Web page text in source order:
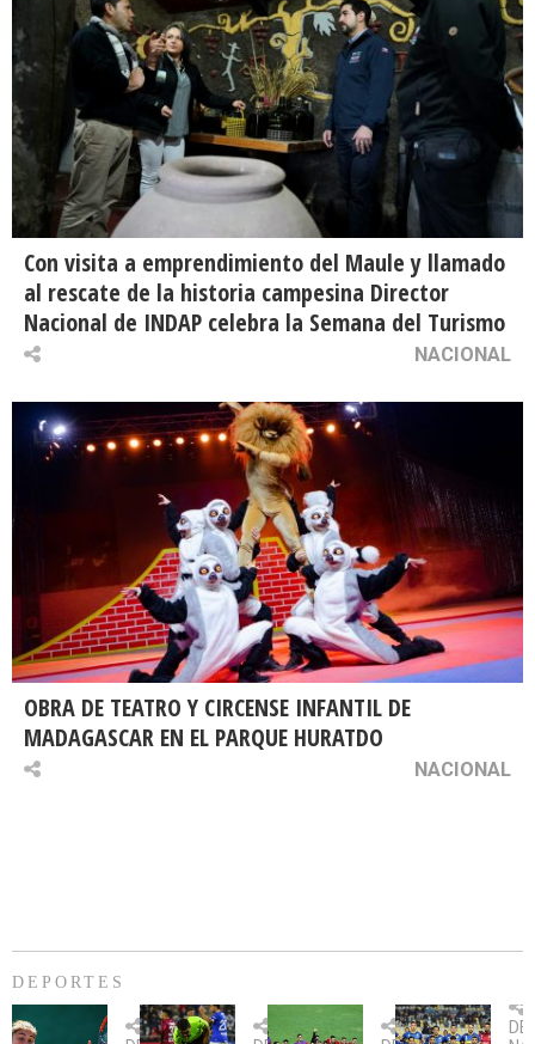
Con visita a emprendimiento del Maule y llamado
al rescate de la historia campesina Director
Nacional de INDAP celebra la Semana del Turismo
NACIONAL
OBRA DE TEATRO Y CIRCENSE INFANTIL DE
MADAGASCAR EN EL PARQUE HURATDO
NACIONAL
DEPORTES
Billie
U.
Copa